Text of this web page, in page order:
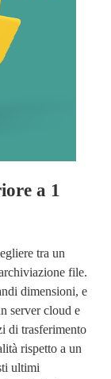
a 1
tra un
file.
dimensioni, e
server cloud e
di trasferimento
rispetto a un
ultimi